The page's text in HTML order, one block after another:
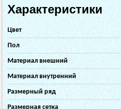
Характеристики
Цвет
Пол
Материал внешний
Материал внутренний
Размерный ряд
Размерная сетка